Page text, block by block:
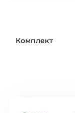
Комплект